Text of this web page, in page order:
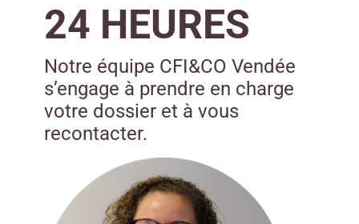
24 HEURES
Notre équipe CFI&CO Vendée
s’engage à prendre en charge
votre dossier et à vous
recontacter.